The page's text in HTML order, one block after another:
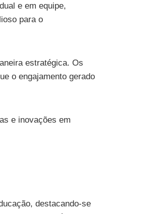
e em equipe,
para o
estratégica. Os
o engajamento gerado
e inovações em
destacando-se